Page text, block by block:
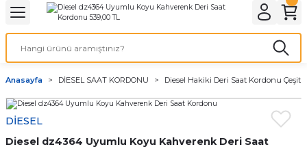
Geri Dön
& ELEKTİRİK AYDINLATMA & ELEKTRİK
Geri Dön
ve Cihaz Pilleri
ÇEŞİTLERİ
Geri Dön
Geri Dön
Kordon Çeşitleri
Kordonları
Anasayfa DİESEL SAAT KORDONU Diesel Hakiki Deri Saat Kordonu
DİESEL
Diesel dz4364 Uyumlu Koyu Kahverenk Deri Saat